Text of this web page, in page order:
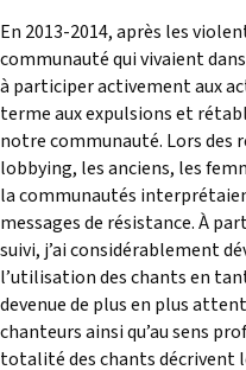
En 2013-2014, après les
communauté qui vivaient
à participer activement aux
terme aux expulsions et
notre communauté. Lors des
lobbying, les anciens, les
la communautés
messages de résistance. À
suivi, j’ai considérablement
l’utilisation des chants en
devenue de plus en plus
chanteurs ainsi qu’au sens
totalité des chants décrivent